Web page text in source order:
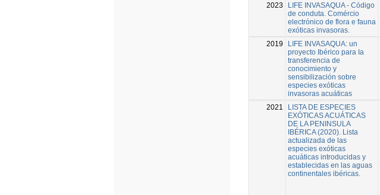
2023
LIFE INVASAQUA - Código
de conduta. Comércio
electrónico de flora e fauna
exóticas invasoras.
2019
LIFE INVASAQUA: un
proyecto Ibérico para Ia
transferencia de
conocimiento y
sensibilización sobre
especies exóticas
invasoras acuáticas
2021
LISTA DE ESPECIES
EXÓTICAS ACUÁTICAS
DE LA PENINSULA
IBÉRICA (2020). Lista
actualizada de las
especies exóticas
acuáticas introducidas y
establecidas en las aguas
continentales ibéricas.